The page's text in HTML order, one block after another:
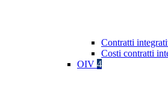
Contratti
Costi contratti
OIV 4